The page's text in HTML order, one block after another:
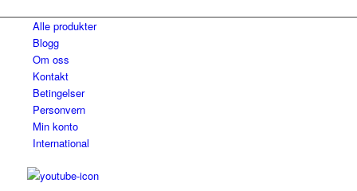
Alle produkter
Blogg
Om oss
Kontakt
Betingelser
Personvern
Min konto
International